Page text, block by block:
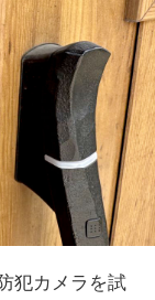
犯カメラを試